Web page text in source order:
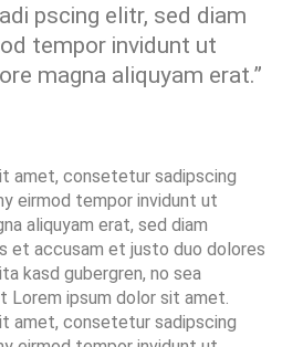
pscing elitr, sed diam
tempor invidunt ut
magna aliquyam erat.”
amet, consetetur sadipscing
eirmod tempor invidunt ut
aliquyam erat, sed diam
et accusam et justo duo dolores
kasd gubergren, no sea
Lorem ipsum dolor sit amet.
amet, consetetur sadipscing